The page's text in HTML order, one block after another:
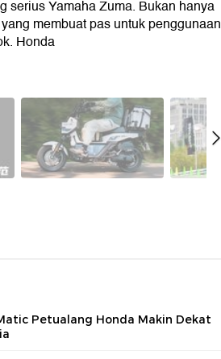
serius Yamaha Zuma. Bukan hanya
membuat pas untuk penggunaan
Honda
Petualang Honda Makin Dekat